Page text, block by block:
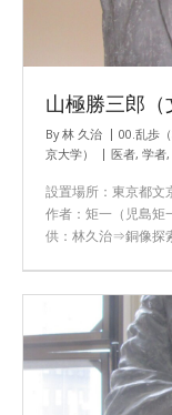
山極勝三郎（
By林 久治 00.乱歩（
京大学）
医者, 学者,
設置場所：東京都
作者：矩一（児島矩
供：林久治⇒銅像探